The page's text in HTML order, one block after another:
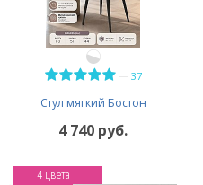
37
Стул мягкий Бостон
4 740 руб.
4 цвета